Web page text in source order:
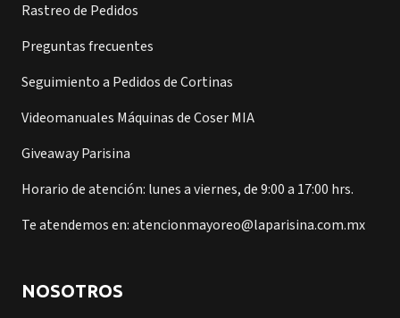
Rastreo de Pedidos
Preguntas frecuentes
Seguimiento a Pedidos de Cortinas
Videomanuales Máquinas de Coser MIA
Giveaway Parisina
Horario de atención: lunes a viernes, de 9:00 a 17:00 hrs.
Te atendemos en: atencionmayoreo@laparisina.com.mx
NOSOTROS